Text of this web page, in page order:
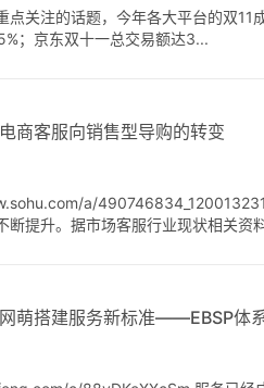
点关注的话题，今年各大平台的双
；京东双十一总交易额达3...
商客服向销售型导购的转变
a/
断提升。据市场客服行业现状相关资
网萌搭建服务新标准——EBSP体